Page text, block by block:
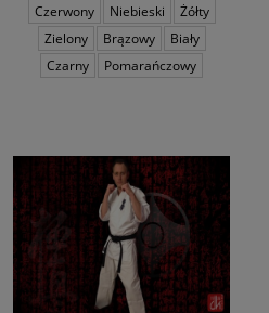
Czerwony Niebieski
Żółty
Zielony
Brązowy
Biały
Czarny
Pomarańczowy